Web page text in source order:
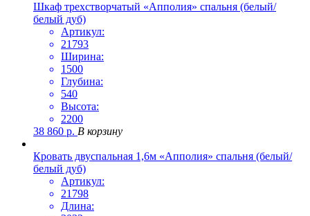
Шкаф трехстворчатый «Апполия» спальня (белый/
белый дуб)
Артикул:
21793
Ширина:
1500
Глубина:
540
Высота:
2200
38 860 р. В корзину
Кровать двуспальная 1,6м «Апполия» спальня (белый/
белый дуб)
Артикул:
21798
Длина: